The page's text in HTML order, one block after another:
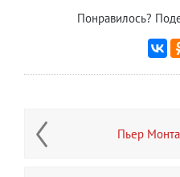
Понравилось?
Пьер